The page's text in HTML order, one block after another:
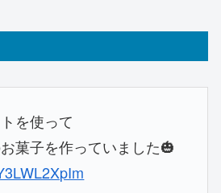
を使って
菓子を作っていました🎃